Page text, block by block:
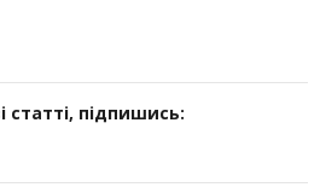
статті, підпишись: